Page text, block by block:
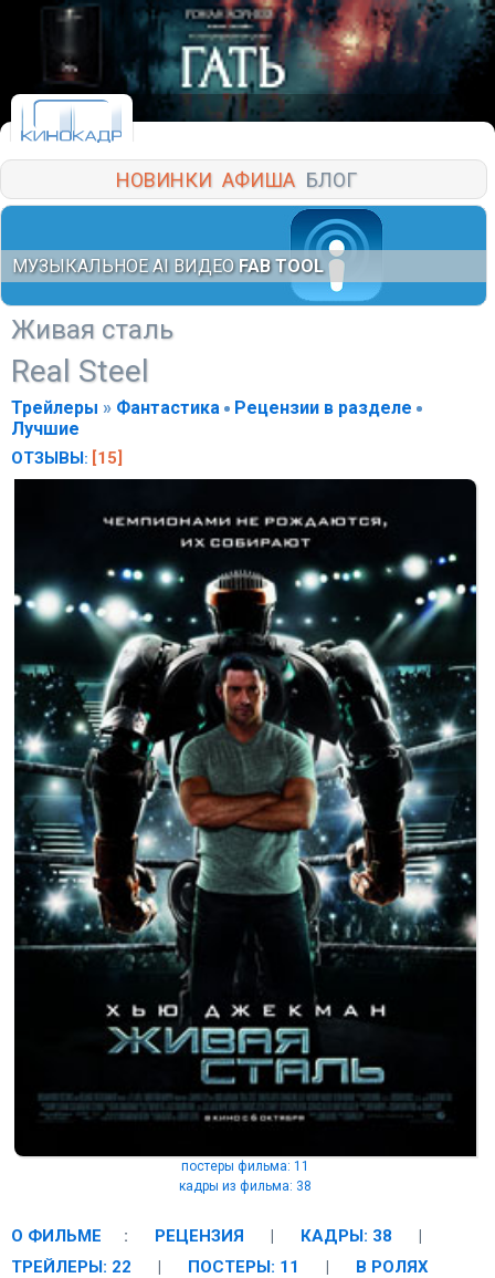
НОВИНКИ АФИША БЛОГ
МУЗЫКАЛЬНОЕ AI ВИДЕО FAB TOOL
Живая сталь
Real Steel
Трейлеры » Фантастика
Рецензии в разделе
Лучшие
ОТЗЫВЫ: [15]
постеры фильма: 11
кадры из фильма: 38
О ФИЛЬМЕ : РЕЦЕНЗИЯ | КАДРЫ: 38
|
ТРЕЙЛЕРЫ: 22
| ПОСТЕРЫ: 11 | В РОЛЯХ